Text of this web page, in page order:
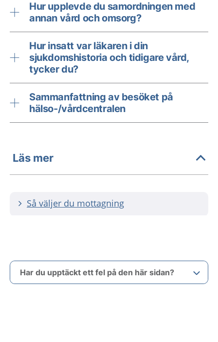
Hur upplevde du samordningen med
annan vård och omsorg?
Hur insatt var läkaren i din
sjukdomshistoria och tidigare vård,
tycker du?
Sammanfattning av besöket på
hälso-/vårdcentralen
Läs mer
Så väljer du mottagning
Har du upptäckt ett fel på den här sidan?